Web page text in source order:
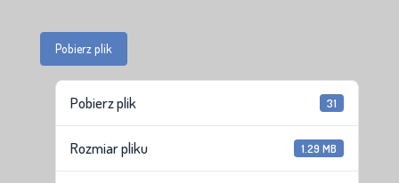
Pobierz plik
Pobierz plik 31
Rozmiar pliku 1.29 MB